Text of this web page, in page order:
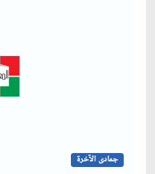
جمادى الآخرة